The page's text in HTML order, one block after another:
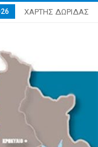
ΧΑΡΤΗΣ ΔΩΡΙΔΑΣ